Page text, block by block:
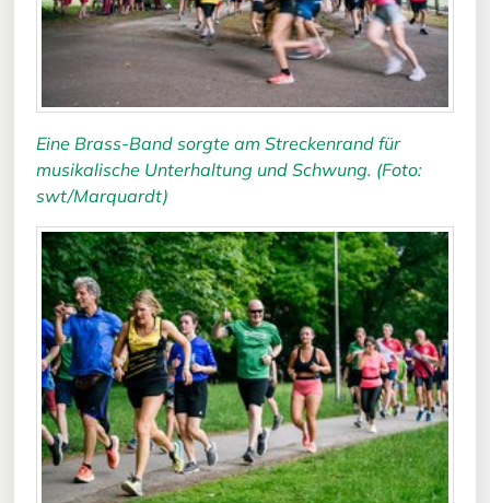
Eine Brass-Band sorgte am Streckenrand für
musikalische Unterhaltung und Schwung. (Foto:
swt/Marquardt)